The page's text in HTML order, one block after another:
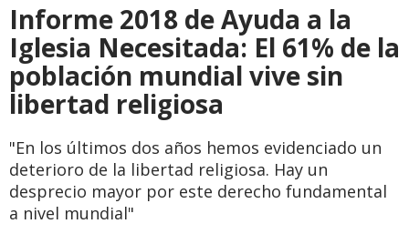
Informe 2018 de Ayuda a la
Iglesia Necesitada: El 61% de la
población mundial vive sin
libertad religiosa
"En los últimos dos años hemos evidenciado un
deterioro de la libertad religiosa. Hay un
desprecio mayor por este derecho fundamental
a nivel mundial"